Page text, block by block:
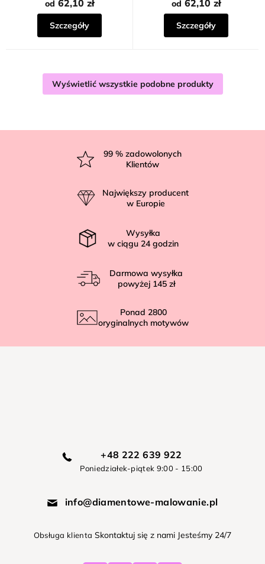
od 62,10 zł
Szczegóły
od 62,10 zł
Szczegóły
Wyświetlić wszystkie podobne produkty
99 % zadowolonych
Klientów
Największy producent
w Europie
Wysyłka
w ciągu 24 godzin
Darmowa wysyłka
powyżej 145 zł
Ponad 2800
oryginalnych motywów
+48 222 639 922
Poniedziałek-piątek 9:00 - 15:00
info@diamentowe-malowanie.pl
Obsługa klienta Skontaktuj się z nami Jesteśmy 24/7